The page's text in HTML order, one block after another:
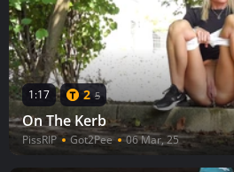
1:17 2 5
On The Kerb
PissRIP Got2Pee 06 Mar, 25